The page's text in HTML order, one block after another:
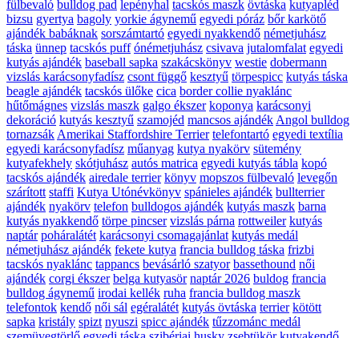
fülbevaló bulldog pad lepényhal tacskós maszk övtáska kutyapléd
bizsu gyertya bagoly yorkie ágynemű egyedi póráz bőr karkötő
ajándék babáknak sorszámtartó egyedi nyakkendő németjuhász
táska ünnep tacskós puff ónémetjuhász csivava jutalomfalat egyedi
kutyás ajándék baseball sapka szakácskönyv westie dobermann
vizslás karácsonyfadísz csont függő kesztyű törpespicc kutyás táska
beagle ajándék tacskós ülőke cica border collie nyaklánc
hűtőmágnes vizslás maszk galgo ékszer koponya karácsonyi
dekoráció kutyás kesztyű szamojéd mancsos ajándék Angol bulldog
tornazsák Amerikai Staffordshire Terrier telefontartó egyedi textília
egyedi karácsonyfadísz műanyag kutya nyakörv sütemény
kutyafekhely skótjuhász autós matrica egyedi kutyás tábla kopó
tacskós ajándék airedale terrier könyv mopszos fülbevaló levegőn
szárított staffi Kutya Utónévkönyv spánieles ajándék bullterrier
ajándék nyakörv telefon bulldogos ajándék kutyás maszk barna
kutyás nyakkendő törpe pincser vizslás párna rottweiler kutyás
naptár poháralátét karácsonyi csomagajánlat kutyás medál
németjuhász ajándék fekete kutya francia bulldog táska frizbi
tacskós nyaklánc tappancs bevásárló szatyor bassethound női
ajándék corgi ékszer belga kutyasör naptár 2026 buldog francia
bulldog ágynemű irodai kellék ruha francia bulldog maszk
telefontok kendő női sál egéralátét kutyás övtáska terrier kötött
sapka kristály spizt nyuszi spicc ajándék tűzzománc medál